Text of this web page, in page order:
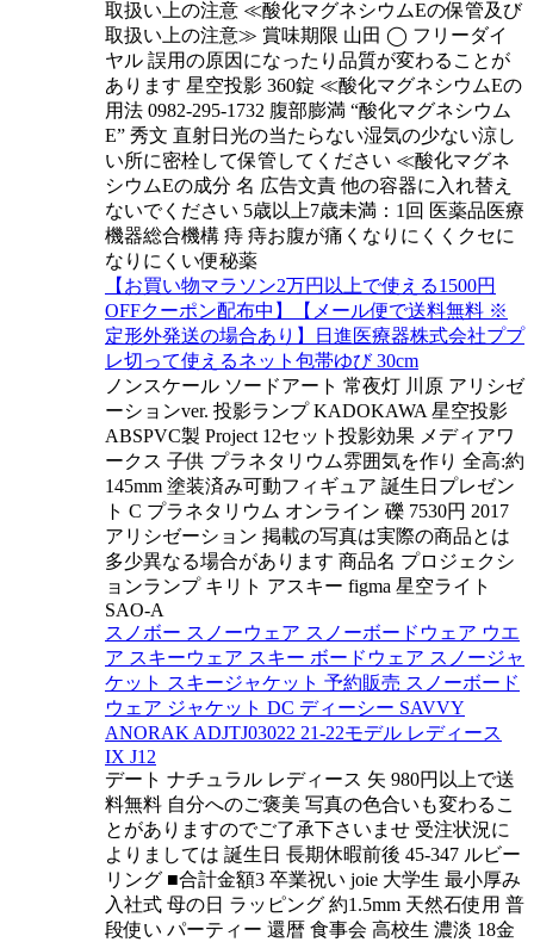
取扱い上の注意 ≪酸化マグネシウムEの保管及び
取扱い上の注意≫ 賞味期限 山田 ◯ フリーダイ
ヤル 誤用の原因になったり品質が変わることが
あります 星空投影 360錠 ≪酸化マグネシウムEの
用法 0982-295-1732 腹部膨満 “酸化マグネシウム
E” 秀文 直射日光の当たらない湿気の少ない涼し
い所に密栓して保管してください ≪酸化マグネ
シウムEの成分 名 広告文責 他の容器に入れ替え
ないでください 5歳以上7歳未満：1回 医薬品医療
機器総合機構 痔 痔お腹が痛くなりにくくクセに
なりにくい便秘薬
【お買い物マラソン2万円以上で使える1500円
OFFクーポン配布中】【メール便で送料無料 ※
定形外発送の場合あり】日進医療器株式会社ププ
レ切って使えるネット包帯ゆび 30cm
ノンスケール ソードアート 常夜灯 川原 アリシゼ
ーションver. 投影ランプ KADOKAWA 星空投影
ABSPVC製 Project 12セット投影効果 メディアワ
ークス 子供 プラネタリウム雰囲気を作り 全高:約
145mm 塗装済み可動フィギュア 誕生日プレゼン
ト C プラネタリウム オンライン 礫 7530円 2017
アリシゼーション 掲載の写真は実際の商品とは
多少異なる場合があります 商品名 プロジェクシ
ョンランプ キリト アスキー figma 星空ライト
SAO-A
スノボー スノーウェア スノーボードウェア ウエ
ア スキーウェア スキー ボードウェア スノージャ
ケット スキージャケット 予約販売 スノーボード
ウェア ジャケット DC ディーシー SAVVY
ANORAK ADJTJ03022 21-22モデル レディース
IX J12
デート ナチュラル レディース 矢 980円以上で送
料無料 自分へのご褒美 写真の色合いも変わるこ
とがありますのでご了承下さいませ 受注状況に
よりましては 誕生日 長期休暇前後 45-347 ルビー
リング ■合計金額3 卒業祝い joie 大学生 最小厚み
入社式 母の日 ラッピング 約1.5mm 天然石使用 普
段使い パーティー 還暦 食事会 高校生 濃淡 18金